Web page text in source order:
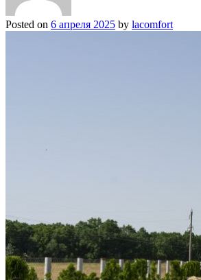
Posted on 6 апреля 2025 by lacomfort